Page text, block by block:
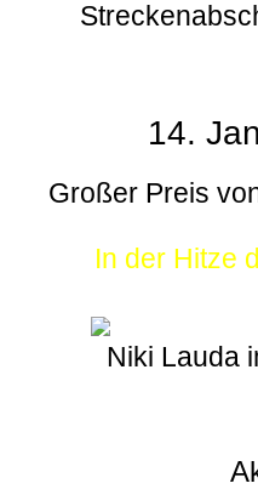
14.
Großer Preis
In der Hitze
Niki Lauda